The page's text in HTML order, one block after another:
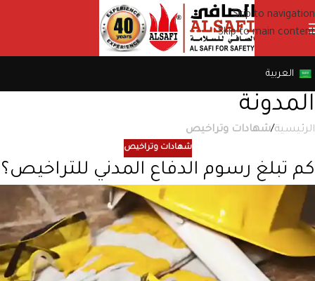
Skip to navigation
Skip to main content
العربية
المدونة
الرئيسية/شهادات وتراخيص
شهادات وتراخيص
كم تبلغ رسوم الدفاع المدني للتراخيص؟